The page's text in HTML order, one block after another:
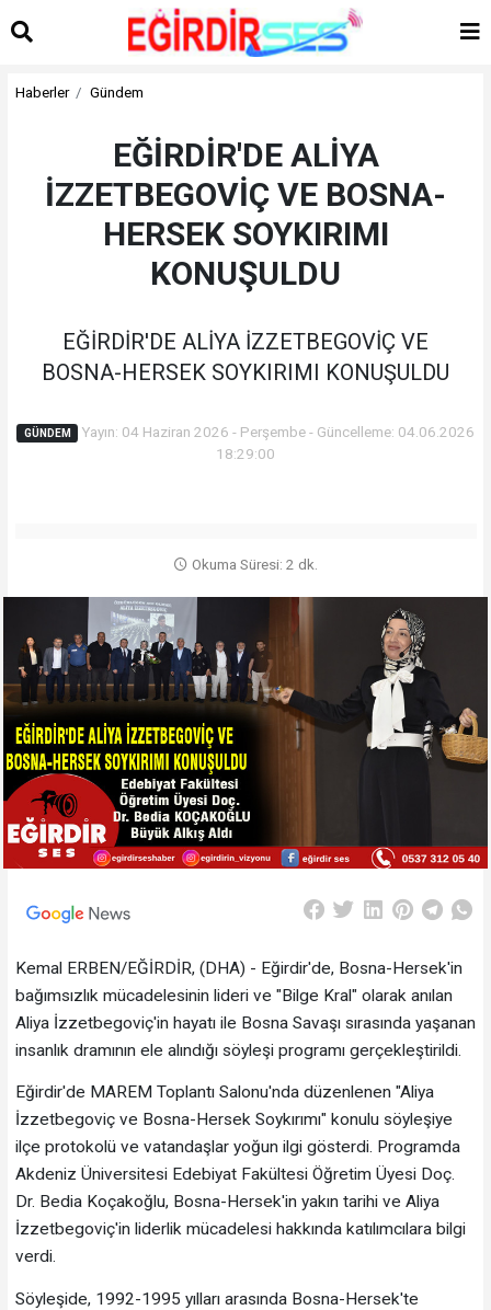
Haberler Gündem
EĞİRDİR'DE ALİYA
İZZETBEGOVİÇ VE BOSNA-
HERSEK SOYKIRIMI
KONUŞULDU
EĞİRDİR'DE ALİYA İZZETBEGOVİÇ VE
BOSNA-HERSEK SOYKIRIMI KONUŞULDU
GÜNDEM
Yayın: 04 Haziran 2026 - Perşembe - Güncelleme: 04.06.2026
18:29:00
Okuma Süresi: 2 dk.
Kemal ERBEN/EĞİRDİR, (DHA) - Eğirdir'de, Bosna-Hersek'in
bağımsızlık mücadelesinin lideri ve "Bilge Kral" olarak anılan
Aliya İzzetbegoviç'in hayatı ile Bosna Savaşı sırasında yaşanan
insanlık dramının ele alındığı söyleşi programı gerçekleştirildi.
Eğirdir'de MAREM Toplantı Salonu'nda düzenlenen "Aliya
İzzetbegoviç ve Bosna-Hersek Soykırımı" konulu söyleşiye
ilçe protokolü ve vatandaşlar yoğun ilgi gösterdi. Programda
Akdeniz Üniversitesi Edebiyat Fakültesi Öğretim Üyesi Doç.
Dr. Bedia Koçakoğlu, Bosna-Hersek'in yakın tarihi ve Aliya
İzzetbegoviç'in liderlik mücadelesi hakkında katılımcılara bilgi
verdi.
Söyleşide, 1992-1995 yılları arasında Bosna-Hersek'te